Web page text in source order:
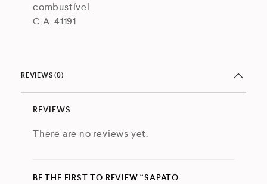
combustível.
C.A: 41191
REVIEWS (0)
REVIEWS
There are no reviews yet.
BE THE FIRST TO REVIEW “SAPATO